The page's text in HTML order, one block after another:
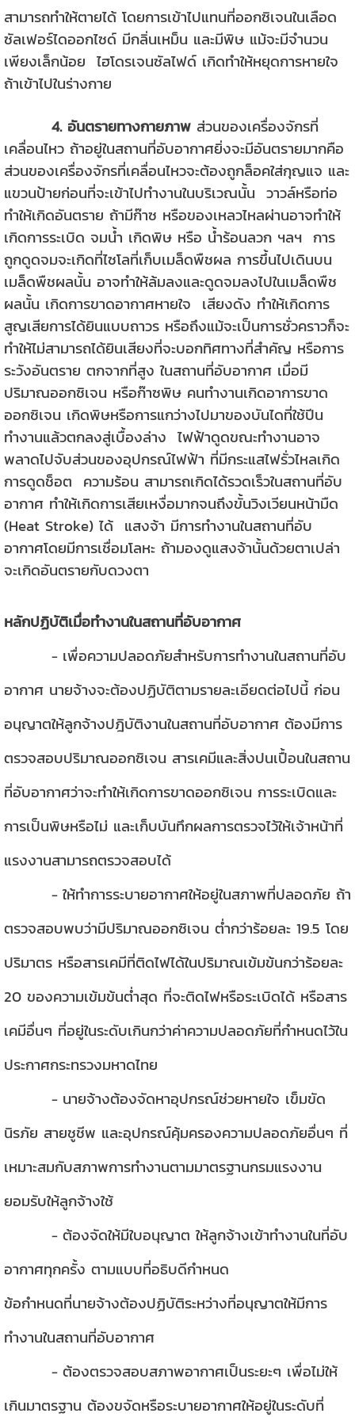
สามารถทำให้ตายได้ โดยการเข้าไปแทนที่ออกซิเจนในเลือด
ซัลเฟอร์ไดออกไซด์ มีกลิ่นเหม็น และมีพิษ แม้จะมีจำนวน
เพียงเล็กน้อย ไฮโดรเจนซัลไฟด์ เกิดทำให้หยุดการหายใจ
ถ้าเข้าไปในร่างกาย
4. อันตรายทางกายภาพส่วนของเครื่องจักรที่
เคลื่อนไหว ถ้าอยู่ในสถานที่อับอากาศยิ่งจะมีอันตรายมากคือ
ส่วนของเครื่องจักรที่เคลื่อนไหวจะต้องถูกล็อคใส่กุญแจ และ
แขวนป้ายก่อนที่จะเข้าไปทำงานในบริเวณนั้น วาวล์หรือท่อ
ทำให้เกิดอันตราย ถ้ามีก๊าซ หรือของเหลวไหลผ่านอาจทำให้
เกิดการระเบิด จมน้ำ เกิดพิษ หรือ น้ำร้อนลวก ฯลฯ การ
ถูกดูดจมจะเกิดที่ไซโลที่เก็บเมล็ดพืชผล การขึ้นไปเดินบน
เมล็ดพืชผลนั้น อาจทำให้ล้มลงและดูดจมลงไปในเมล็ดพืช
ผลนั้น เกิดการขาดอากาศหายใจ เสียงดัง ทำให้เกิดการ
สูญเสียการได้ยินแบบถาวร หรือถึงแม้จะเป็นการชั่วคราวก็จะ
ทำให้ไม่สามารถได้ยินเสียงที่จะบอกทิศทางที่สำคัญ หรือการ
ระวังอันตราย ตกจากที่สูง ในสถานที่อับอากาศ เมื่อมี
ปริมาณออกซิเจน หรือก๊าซพิษ คนทำงานเกิดอาการขาด
ออกซิเจน เกิดพิษหรือการแกว่างไปมาของบันไดที่ใช้ปีน
ทำงานแล้วตกลงสู่เบื้องล่าง ไฟฟ้าดูดขณะทำงานอาจ
พลาดไปจับส่วนของอุปกรณ์ไฟฟ้า ที่มีกระแสไฟรั่วไหลเกิด
การดูดช็อต ความร้อน สามารถเกิดได้รวดเร็วในสถานที่อับ
อากาศ ทำให้เกิดการเสียเหงื่อมากจนถึงขั้นวิงเวียนหน้ามืด
(Heat Stroke) ได้ แสงจ้า มีการทำงานในสถานที่อับ
อากาศโดยมีการเชื่อมโลหะ ถ้ามองดูแสงจ้านั้นด้วยตาเปล่า
จะเกิดอันตรายกับดวงตา
หลักปฏิบัติเมื่อทำงานในสถานที่อับอากาศ
- เพื่อความปลอดภัยสำหรับการทำงานในสถานที่อับ
อากาศ นายจ้างจะต้องปฏิบัติตามรายละเอียดต่อไปนี้ ก่อน
อนุญาตให้ลูกจ้างปฎิบัติงานในสถานที่อับอากาศ ต้องมีการ
ตรวจสอบปริมาณออกซิเจน สารเคมีและสิ่งปนเปื้อนในสถาน
ที่อับอากาศว่าจะทำให้เกิดการขาดออกซิเจน การระเบิดและ
การเป็นพิษหรือไม่ และเก็บบันทึกผลการตรวจไว้ให้เจ้าหน้าที่
แรงงานสามารถตรวจสอบได้
-ให้ทำการระบายอากาศให้อยู่ในสภาพที่ปลอดภัย ถ้า
ตรวจสอบพบว่ามีปริมาณออกซิเจน ต่ำกว่าร้อยละ 19.5 โดย
ปริมาตร หรือสารเคมีที่ติดไฟได้ในปริมาณเข้มข้นกว่าร้อยละ
20 ของความเข้มข้นต่ำสุด ที่จะติดไฟหรือระเบิดได้ หรือสาร
เคมีอื่นๆ ที่อยู่ในระดับเกินกว่าค่าความปลอดภัยที่กำหนดไว้ใน
ประกาศกระทรวงมหาดไทย
- นายจ้างต้องจัดหาอุปกรณ์ช่วยหายใจ เข็มขัด
นิรภัย สายชูชีพ และอุปกรณ์คุ้มครองความปลอดภัยอื่นๆ ที่
เหมาะสมกับสภาพการทำงานตามมาตรฐานกรมแรงงาน
ยอมรับให้ลูกจ้างใช้
- ต้องจัดให้มีใบอนุญาต ให้ลูกจ้างเข้าทำงานในที่อับ
อากาศทุกครั้ง ตามแบบที่อธิบดีกำหนด
ข้อกำหนดที่นายจ้างต้องปฏิบัติระหว่างที่อนุญาตให้มีการ
ทำงานในสถานที่อับอากาศ
- ต้องตรวจสอบสภาพอากาศเป็นระยะๆ เพื่อไม่ให้
เกินมาตรฐาน ต้องขจัดหรือระบายอากาศให้อยู่ในระดับที่